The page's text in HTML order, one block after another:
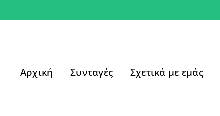
Αρχική Συνταγές Σχετικά με εμάς